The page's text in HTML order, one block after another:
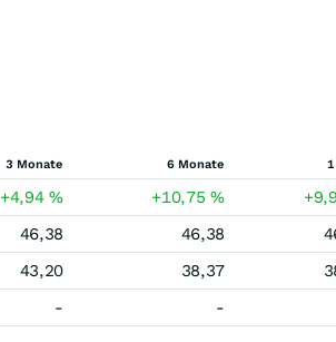
3 Monate 6 Monate
+4,94% +10,75%
46,38 46,38
43,20 38,37
- -